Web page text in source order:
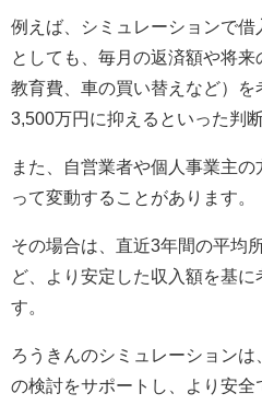
例えば、シミュレーションで
としても、毎月の返済額や将
教育費、車の買い替えなど）
3,500万円に抑えるといった判
また、自営業者や個人事業主
って変動することがあります。
その場合は、直近3年間の平均
ど、より安定した収入額を基に
す。
ろうきんのシミュレーション
の検討をサポートし、より安全